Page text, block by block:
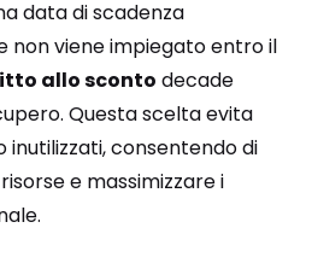
data di scadenza
non viene impiegato entro il
allo sconto decade
Questa scelta evita
inutilizzati, consentendo di
e massimizzare i